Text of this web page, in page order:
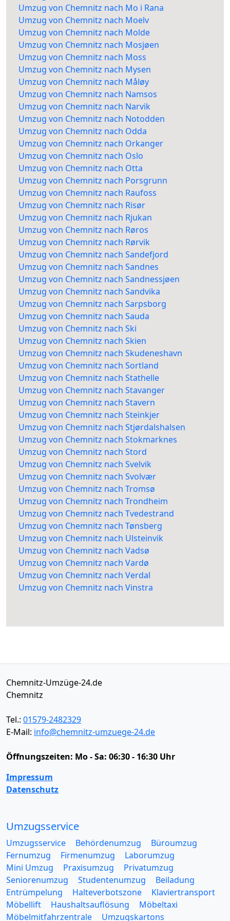
Umzug von Chemnitz nach Mo i Rana
Umzug von Chemnitz nach Moelv
Umzug von Chemnitz nach Molde
Umzug von Chemnitz nach Mosjøen
Umzug von Chemnitz nach Moss
Umzug von Chemnitz nach Mysen
Umzug von Chemnitz nach Måløy
Umzug von Chemnitz nach Namsos
Umzug von Chemnitz nach Narvik
Umzug von Chemnitz nach Notodden
Umzug von Chemnitz nach Odda
Umzug von Chemnitz nach Orkanger
Umzug von Chemnitz nach Oslo
Umzug von Chemnitz nach Otta
Umzug von Chemnitz nach Porsgrunn
Umzug von Chemnitz nach Raufoss
Umzug von Chemnitz nach Risør
Umzug von Chemnitz nach Rjukan
Umzug von Chemnitz nach Røros
Umzug von Chemnitz nach Rørvik
Umzug von Chemnitz nach Sandefjord
Umzug von Chemnitz nach Sandnes
Umzug von Chemnitz nach Sandnessjøen
Umzug von Chemnitz nach Sandvika
Umzug von Chemnitz nach Sarpsborg
Umzug von Chemnitz nach Sauda
Umzug von Chemnitz nach Ski
Umzug von Chemnitz nach Skien
Umzug von Chemnitz nach Skudeneshavn
Umzug von Chemnitz nach Sortland
Umzug von Chemnitz nach Stathelle
Umzug von Chemnitz nach Stavanger
Umzug von Chemnitz nach Stavern
Umzug von Chemnitz nach Steinkjer
Umzug von Chemnitz nach Stjørdalshalsen
Umzug von Chemnitz nach Stokmarknes
Umzug von Chemnitz nach Stord
Umzug von Chemnitz nach Svelvik
Umzug von Chemnitz nach Svolvær
Umzug von Chemnitz nach Tromsø
Umzug von Chemnitz nach Trondheim
Umzug von Chemnitz nach Tvedestrand
Umzug von Chemnitz nach Tønsberg
Umzug von Chemnitz nach Ulsteinvik
Umzug von Chemnitz nach Vadsø
Umzug von Chemnitz nach Vardø
Umzug von Chemnitz nach Verdal
Umzug von Chemnitz nach Vinstra
Chemnitz-Umzüge-24.de
Chemnitz
Tel.: 01579-2482329
E-Mail: info@chemnitz-umzuege-24.de
Öffnungszeiten: Mo - Sa: 06:30 - 16:30 Uhr
Impressum
Datenschutz
Umzugsservice
Umzugsservice Behördenumzug
Büroumzug
Fernumzug
Firmenumzug
Laborumzug
Mini Umzug
Praxisumzug
Privatumzug
Seniorenumzug
Studentenumzug
Beiladung
Entrümpelung
Halteverbotszone
Klaviertransport
Möbellift
Haushaltsauflösung
Möbeltaxi
Möbelmitfahrzentrale
Umzugskartons